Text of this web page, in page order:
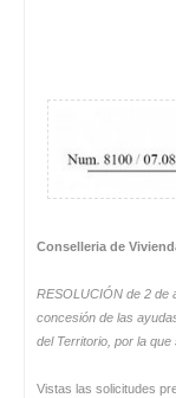
Conselleria de
RESOLUCIÓN de 2 de
concesión de las
del Territorio, por la
Vistas las solicitudes